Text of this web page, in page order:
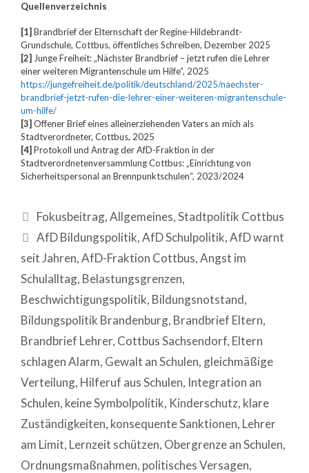
Quellenverzeichnis
[1] Brandbrief der Elternschaft der Regine-Hildebrandt-
Grundschule, Cottbus, öffentliches Schreiben, Dezember 2025
[2] Junge Freiheit: „Nächster Brandbrief – jetzt rufen die Lehrer
einer weiteren Migrantenschule um Hilfe“, 2025
https://jungefreiheit.de/politik/deutschland/2025/naechster-
brandbrief-jetzt-rufen-die-lehrer-einer-weiteren-migrantenschule-
um-hilfe/
[3] Offener Brief eines alleinerziehenden Vaters an mich als
Stadtverordneter, Cottbus, 2025
[4] Protokoll und Antrag der AfD-Fraktion in der
Stadtverordnetenversammlung Cottbus: „Einrichtung von
Sicherheitspersonal an Brennpunktschulen“, 2023/2024
Fokusbeitrag,Allgemeines,Stadtpolitik Cottbus
AfD Bildungspolitik,AfD Schulpolitik,AfD warnt
seit Jahren,AfD-Fraktion Cottbus,Angst im
Schulalltag, Belastungsgrenzen,
Beschwichtigungspolitik, Bildungsnotstand,
Bildungspolitik Brandenburg, Brandbrief Eltern,
Brandbrief Lehrer, Cottbus Sachsendorf, Eltern
schlagen Alarm, Gewalt an Schulen, gleichmäßige
Verteilung, Hilferuf aus Schulen, Integration an
Schulen, keine Symbolpolitik, Kinderschutz, klare
Zuständigkeiten, konsequente Sanktionen, Lehrer
am Limit, Lernzeit schützen, Obergrenze an Schulen,
Ordnungsmaßnahmen, politisches Versagen,